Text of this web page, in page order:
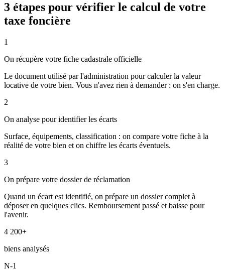
3 étapes pour vérifier le calcul de votre
taxe foncière
1
On récupère votre fiche cadastrale officielle
Le document utilisé par l'administration pour calculer la valeur
locative de votre bien. Vous n'avez rien à demander : on s'en charge.
2
On analyse pour identifier les écarts
Surface, équipements, classification : on compare votre fiche à la
réalité de votre bien et on chiffre les écarts éventuels.
3
On prépare votre dossier de réclamation
Quand un écart est identifié, on prépare un dossier complet à
déposer en quelques clics. Remboursement passé et baisse pour
l'avenir.
4 200+
biens analysés
N-1